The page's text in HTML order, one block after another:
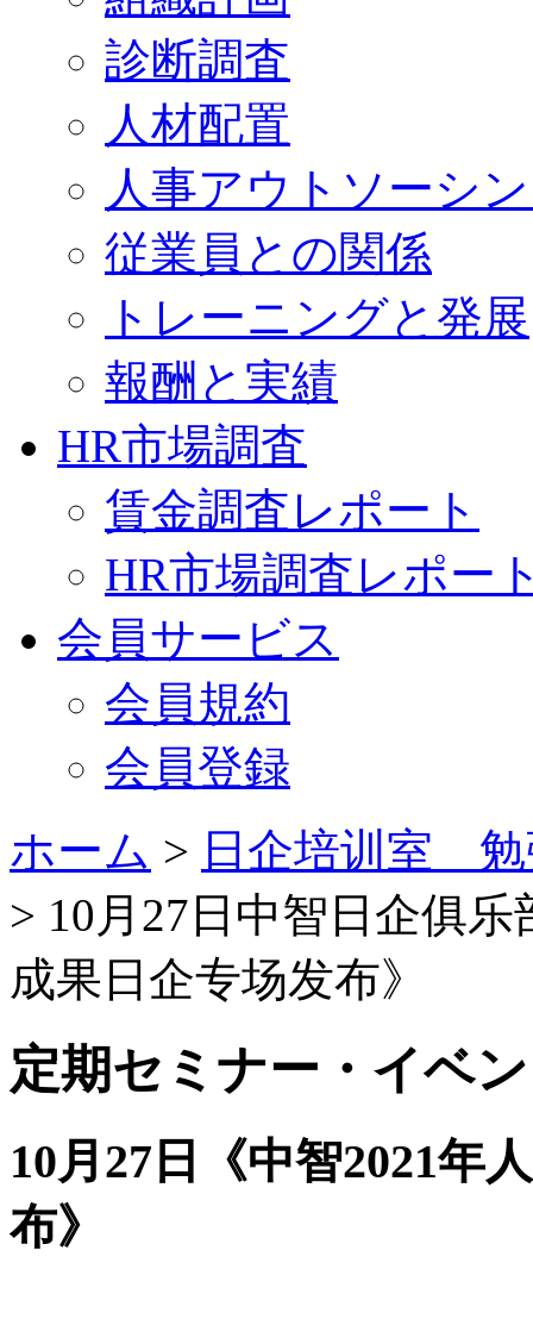
診断調査
人材配置
人事アウトソーシ
従業員との関係
トレーニングと発展
報酬と実績
HR市場調査
賃金調査レポート
HR市場調査レポー
会員サービス
会員規約
会員登録
ホーム > 日企培训室 勉
> 10月27日中智日企俱
成果日企专场发布》
定期セミナー・イベ
10月27日《中智2021年
布》